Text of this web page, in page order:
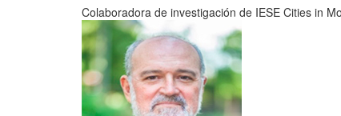
Colaboradora de investigación de IESE Cities in